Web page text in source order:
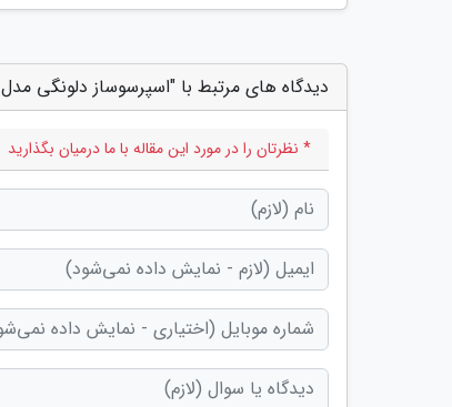
دیدگاه های مرتبط با "اسپرسوساز دلونگی مدل EC685؛ برای قهوه ای حرفه ای و خوش طعم"
* نظرتان را در مورد این مقاله با ما درمیان بگذارید